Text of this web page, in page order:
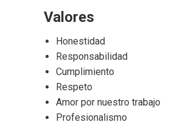
Valores
Honestidad
Responsabilidad
Cumplimiento
Respeto
Amor por nuestro trabajo
Profesionalismo